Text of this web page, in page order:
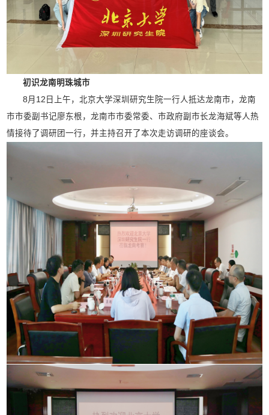
初识龙南明珠城市
8月12日上午，北京大学深圳研究生院一行人抵达龙南市，龙南
市市委副书记廖东根，龙南市市委常委、市政府副市长龙海斌等人热
情接待了调研团一行，并主持召开了本次走访调研的座谈会。